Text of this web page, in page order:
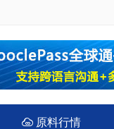
原料行情